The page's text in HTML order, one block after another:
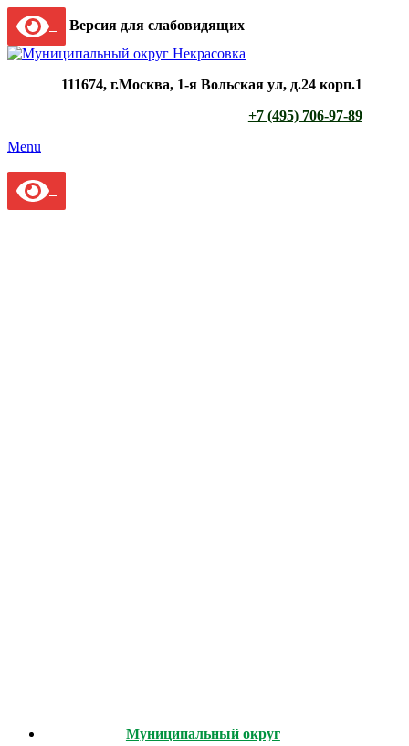
Версия для слабовидящих
111674, г.Москва, 1-я Вольская ул, д.24 корп.1
+7 (495) 706-97-89
Menu
Муниципальный округ